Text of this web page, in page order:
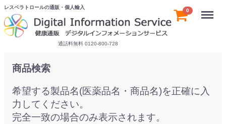
レスベラトロールの通販・個人輸入
通話料無料 0120-800-728
0 Menu
商品検索
希望する製品名(医薬品名・商品名)を正確に入
力してください。
完全一致の場合のみ表示されます。